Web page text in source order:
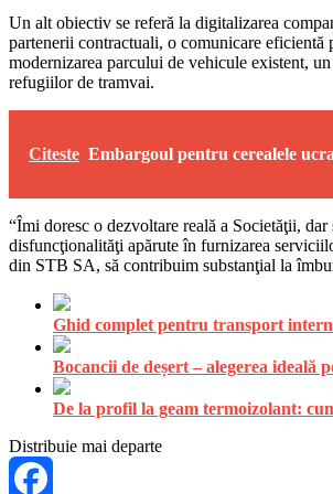
Un alt obiectiv se referă la digitalizarea
partenerii contractuali, o comunicare
modernizarea parcului de vehicule existent,
refugiilor de tramvai.
Citeste Embargoul pentru cerealele
“Îmi doresc o dezvoltare reală a Societăţii,
disfuncţionalităţi apărute în furnizarea
din STB SA, să contribuim substanţial la
Ghid complet pentru transport
Bocancii de deșert – alegerea ideală
De la profil la geam termoizolant:
Distribuie mai departe